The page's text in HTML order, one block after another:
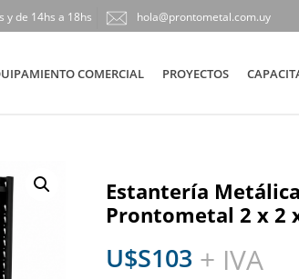
y de 14hs a 18hs hola@prontometal.com.uy
COMERCIAL PROYECTOS
Estantería
Prontometal 2 x 2
U$S103 + IVA